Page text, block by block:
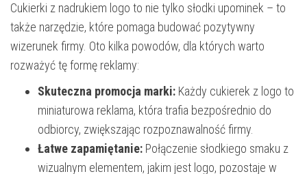
Cukierki z nadrukiem logo to nie tylko słodki upominek – to
także narzędzie, które pomaga budować pozytywny
wizerunek firmy. Oto kilka powodów, dla których warto
rozważyć tę formę reklamy:
Skuteczna promocja marki: Każdy cukierek z logo to
miniaturowa reklama, która trafia bezpośrednio do
odbiorcy, zwiększając rozpoznawalność firmy.
Łatwe zapamiętanie: Połączenie słodkiego smaku z
wizualnym elementem, jakim jest logo, pozostaje w